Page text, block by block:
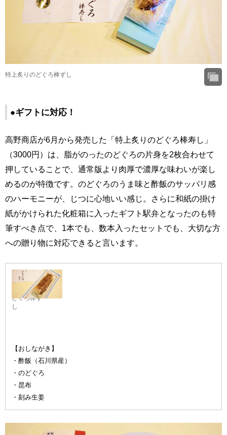
特上炙りのどぐろ棒ずし
●ギフトに対応！
高野商店が6月から発売した「特上炙りのどぐろ棒寿し」
（3000円）は、脂がのったのどぐろの片身を2枚合わせて
押していることで、通常版より肉厚で濃厚な味わいが楽し
めるのが特徴です。のどぐろのうま味と酢飯のサッパリ感
のハーモニーが、じつに心地いい感じ。さらに和紙の掛け
紙がかけられた化粧箱に入ったギフト駅弁となったのも特
筆すべき点で、1本でも、数本入ったセットでも、大切な方
への贈り物に対応できると言います。
特上炙りの
どぐろ棒ず
し
【おしながき】
・酢飯（石川県産）
・のどぐろ
・昆布
・刻み生姜